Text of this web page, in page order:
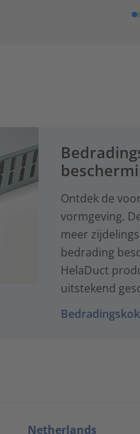
Ontdek de
vormgeving.
meer
bedrading
HelaDuct
uitstekend
Netherlands